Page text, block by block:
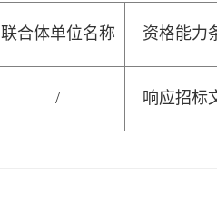
联合体单位名称 资格能力
/ 响应招标